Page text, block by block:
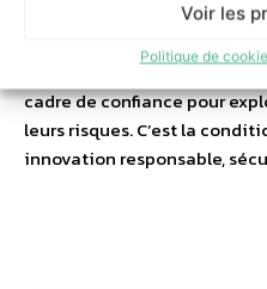
Voir les
Politique de
combinaison de la
l’accompagnement de
cadre de confiance pour
leurs risques. C’est la
innovation responsable,